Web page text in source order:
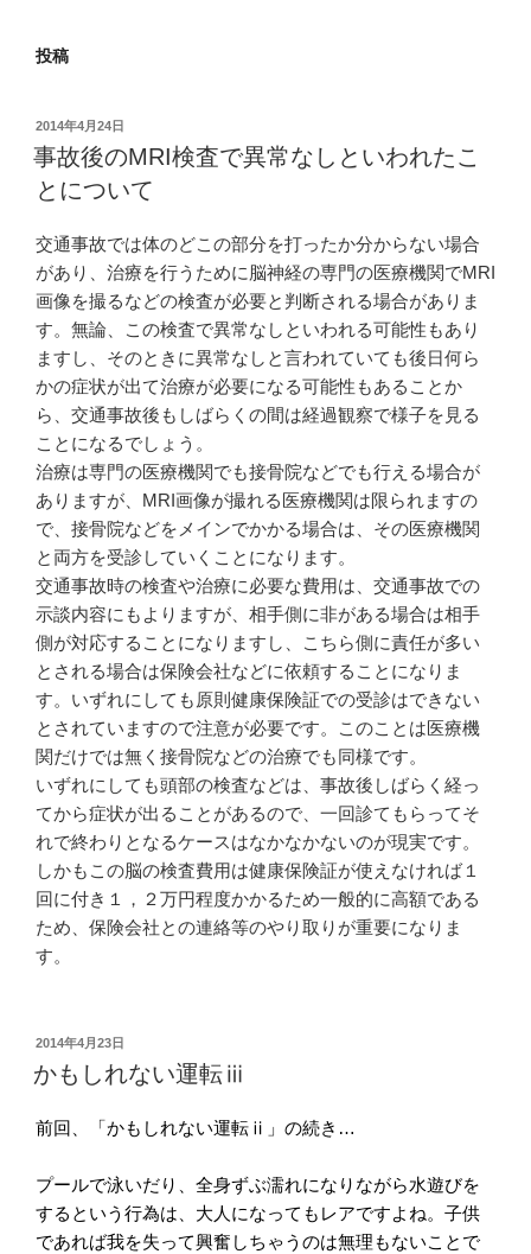
投稿
投
稿
日:
2014年4月24日
事故後のMRI検査で異常なしといわれたこ
とについて
交通事故では体のどこの部分を打ったか分からない場合
があり、治療を行うために脳神経の専門の医療機関でMRI
画像を撮るなどの検査が必要と判断される場合がありま
す。無論、この検査で異常なしといわれる可能性もあり
ますし、そのときに異常なしと言われていても後日何ら
かの症状が出て治療が必要になる可能性もあることか
ら、交通事故後もしばらくの間は経過観察で様子を見る
ことになるでしょう。
治療は専門の医療機関でも接骨院などでも行える場合が
ありますが、MRI画像が撮れる医療機関は限られますの
で、接骨院などをメインでかかる場合は、その医療機関
と両方を受診していくことになります。
交通事故時の検査や治療に必要な費用は、交通事故での
示談内容にもよりますが、相手側に非がある場合は相手
側が対応することになりますし、こちら側に責任が多い
とされる場合は保険会社などに依頼することになりま
す。いずれにしても原則健康保険証での受診はできない
とされていますので注意が必要です。このことは医療機
関だけでは無く接骨院などの治療でも同様です。
いずれにしても頭部の検査などは、事故後しばらく経っ
てから症状が出ることがあるので、一回診てもらってそ
れで終わりとなるケースはなかなかないのが現実です。
しかもこの脳の検査費用は健康保険証が使えなければ１
回に付き１，２万円程度かかるため一般的に高額である
ため、保険会社との連絡等のやり取りが重要になりま
す。
投
稿
日:
2014年4月23日
かもしれない運転ⅲ
前回、「かもしれない運転ⅱ」の続き…
プールで泳いだり、全身ずぶ濡れになりながら水遊びを
するという行為は、大人になってもレアですよね。子供
であれば我を失って興奮しちゃうのは無理もないことで